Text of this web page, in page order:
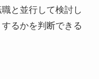
と並行して検討し
るかを判断できる